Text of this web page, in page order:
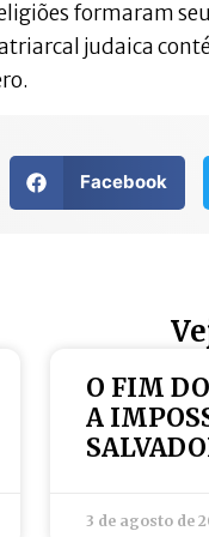
formaram
judaica
Facebook
O FIM
A
3 de agosto de